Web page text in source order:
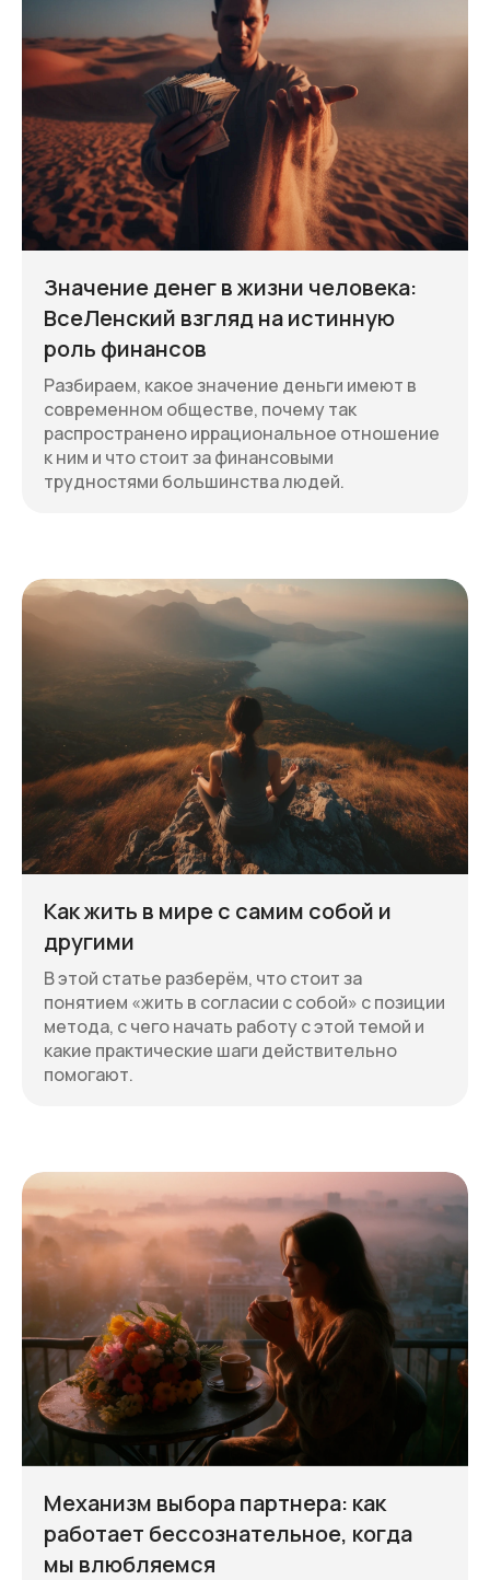
Значение денег в жизни человека:
ВсеЛенский взгляд на истинную
роль финансов
Разбираем, какое значение деньги имеют в
современном обществе, почему так
распространено иррациональное отношение
к ним и что стоит за финансовыми
трудностями большинства людей.
Как жить в мире с самим собой и
другими
В этой статье разберём, что стоит за
понятием «жить в согласии с собой» с позиции
метода, с чего начать работу с этой темой и
какие практические шаги действительно
помогают.
Механизм выбора партнера: как
работает бессознательное, когда
мы влюбляемся
New Light Consulting LLC
© LeonidTalpis.com. Все права защищены.
Копирование материалов сайта разрешено
правообладателей.